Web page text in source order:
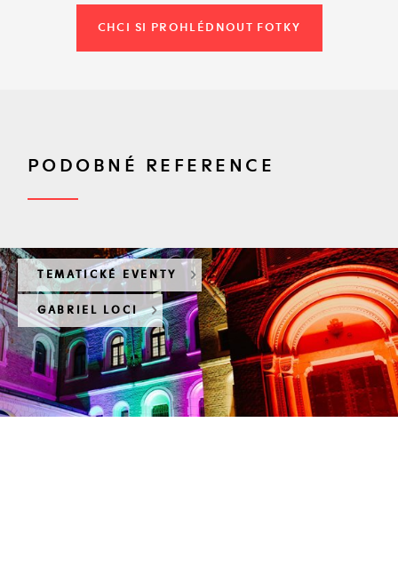
CHCI SI PROHLÉDNOUT FOTKY
PODOBNÉ REFERENCE
TEMATICKÉ EVENTY
GABRIEL LOCI